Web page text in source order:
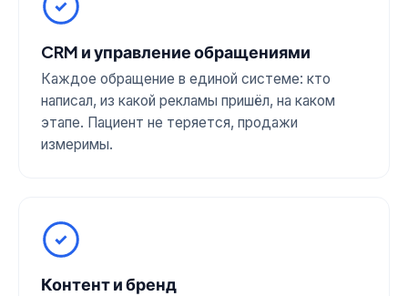
CRM и управление обращениями
Каждое обращение в единой системе: кто
написал, из какой рекламы пришёл, на каком
этапе. Пациент не теряется, продажи
измеримы.
Контент и бренд